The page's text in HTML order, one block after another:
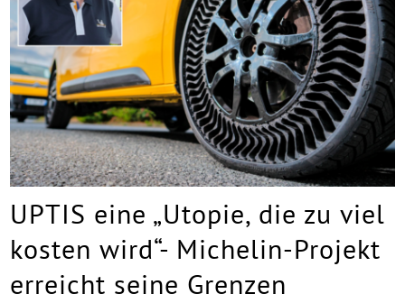
UPTIS eine „Utopie, die zu viel
kosten wird“- Michelin-Projekt
erreicht seine Grenzen